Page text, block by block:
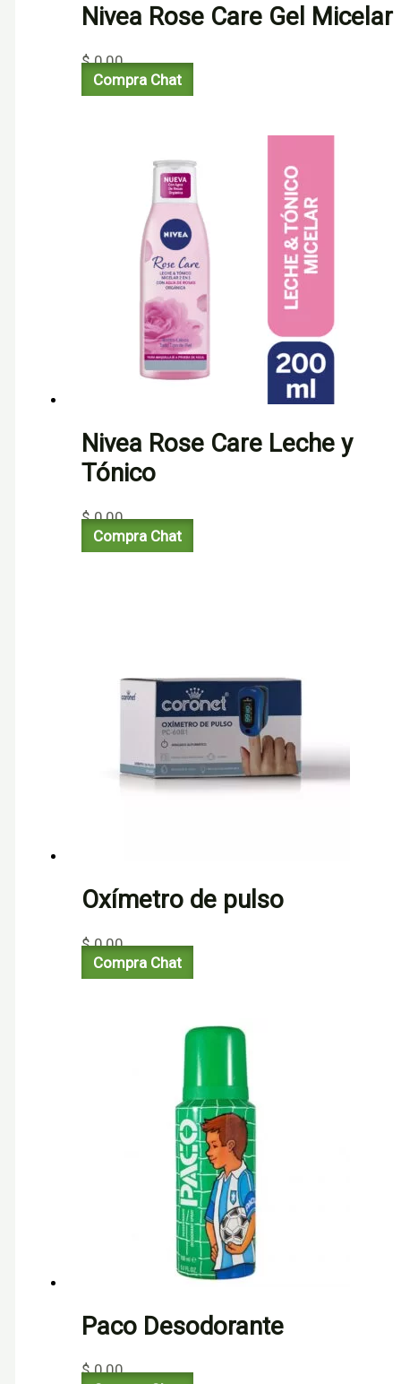
Nivea Rose Care Gel Micelar
$0,00
Compra Chat
Nivea Rose Care Leche y
Tónico
$0,00
Compra Chat
Oxímetro de pulso
$0,00
Compra Chat
Paco Desodorante
$0,00